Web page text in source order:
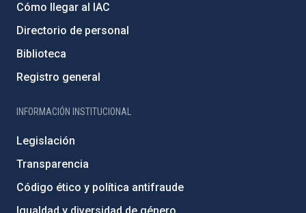
Cómo llegar al IAC
Directorio de personal
Biblioteca
Registro general
INFORMACIÓN INSTITUCIONAL
Legislación
Transparencia
Código ético y política antifraude